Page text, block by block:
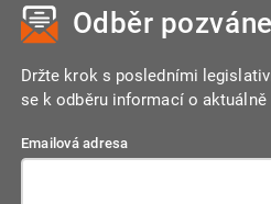
Odběr
Držte krok s posledními
se k odběru informací o
Emailová adresa